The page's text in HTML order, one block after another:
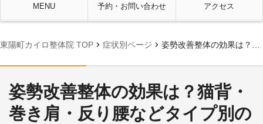
MENU 予約・お問い合わせ アクセス
東陽町カイロ整体院 TOP chevron_right 症状別ページ chevron_right 姿勢改善整体の効果は？猫背・巻き肩・反り腰などタイプ別の効果と失敗しない選び方
姿勢改善整体の効果は？猫背・
巻き肩・反り腰などタイプ別の